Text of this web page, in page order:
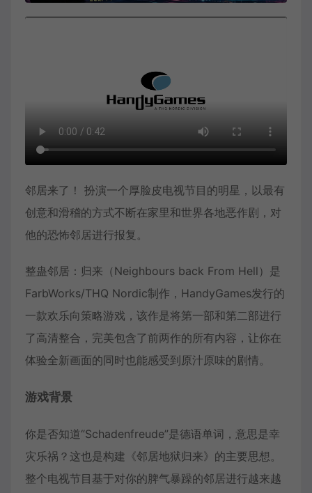
邻居来了！ 扮演一个厚脸皮电视节目的明星，以最有
创意和滑稽的方式不断在家里和世界各地恶作剧，对
他的恐怖邻居进行报复。
整蛊邻居：归来（Neighbours back From Hell）是
FarbWorks/THQ Nordic制作，HandyGames发行的
一款欢乐向策略游戏，该作是将第一部和第二部进行
了高清整合，完美包含了前两作的所有内容，让你在
体验全新画面的同时也能感受到原汁原味的剧情。
游戏背景
你是否知道“Schadenfreude”是德语单词，意思是幸
灾乐祸？这也是构建《邻居地狱归来》的主要思想。
整个电视节目基于对你的脾气暴躁的邻居进行越来越